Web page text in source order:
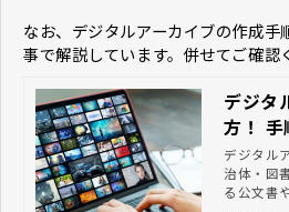
なお、デジタルアーカイブの作成手
事で解説しています。併せてご確認
デジタ
方！ 手
ト
デジタル
治体・図
る公文書